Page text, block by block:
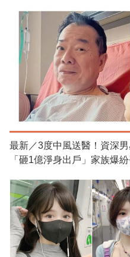
最新／3度中風送醫！資深
「砸1億淨身出戶」家族爆